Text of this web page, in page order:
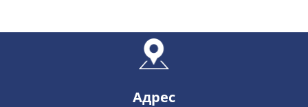
Адрес